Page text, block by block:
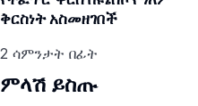
ቅርስነት አስመዘገበች
2 ሳምንታት በፊት
ምላሽ ይስጡ